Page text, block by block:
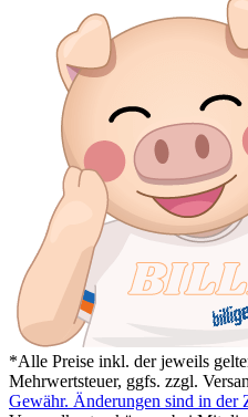
*Alle Preise inkl. der jeweils
Mehrwertsteuer, ggfs. zzgl.
Gewähr. Änderungen sind in der